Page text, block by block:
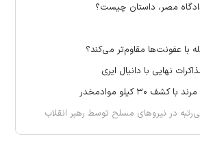
مصر، داستان چیست؟
با عفونت‌ها مقاوم‌تر می‌کند؟
نهایی با دانیال ایری
۳۰ کیلو موادمخدر